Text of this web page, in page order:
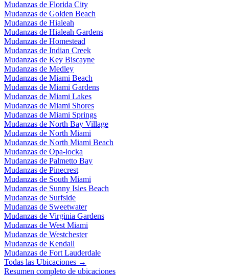
Mudanzas de Florida City
Mudanzas de Golden Beach
Mudanzas de Hialeah
Mudanzas de Hialeah Gardens
Mudanzas de Homestead
Mudanzas de Indian Creek
Mudanzas de Key Biscayne
Mudanzas de Medley
Mudanzas de Miami Beach
Mudanzas de Miami Gardens
Mudanzas de Miami Lakes
Mudanzas de Miami Shores
Mudanzas de Miami Springs
Mudanzas de North Bay Village
Mudanzas de North Miami
Mudanzas de North Miami Beach
Mudanzas de Opa-locka
Mudanzas de Palmetto Bay
Mudanzas de Pinecrest
Mudanzas de South Miami
Mudanzas de Sunny Isles Beach
Mudanzas de Surfside
Mudanzas de Sweetwater
Mudanzas de Virginia Gardens
Mudanzas de West Miami
Mudanzas de Westchester
Mudanzas de Kendall
Mudanzas de Fort Lauderdale
Todas las Ubicaciones →
Resumen completo de ubicaciones